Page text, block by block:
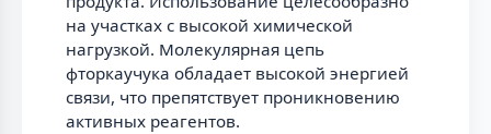
на участках с высокой химической
нагрузкой. Молекулярная цепь
фторкаучука обладает высокой энергией
связи, что препятствует проникновению
активных реагентов.